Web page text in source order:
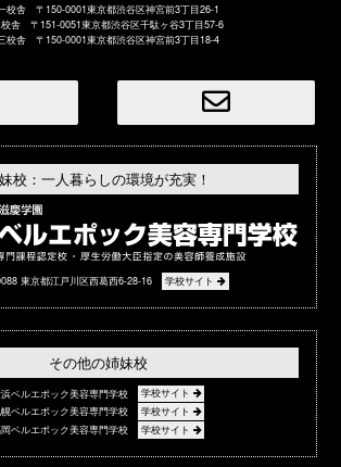
校舎 〒150-0001東京都渋谷区神宮前3丁目26-1
校舎 〒151-0051東京都渋谷区千駄ヶ谷3丁目57-6
校舎 〒150-0001東京都渋谷区神宮前3丁目18-4
校：一人暮らしの環境が充実！
東京都江戸川区西葛西6-28-16 学校サイト
その他の姉妹校
ベルエポック美容専門学校
学校サイト
ベルエポック美容専門学校
学校サイト
ベルエポック美容専門学校
学校サイト